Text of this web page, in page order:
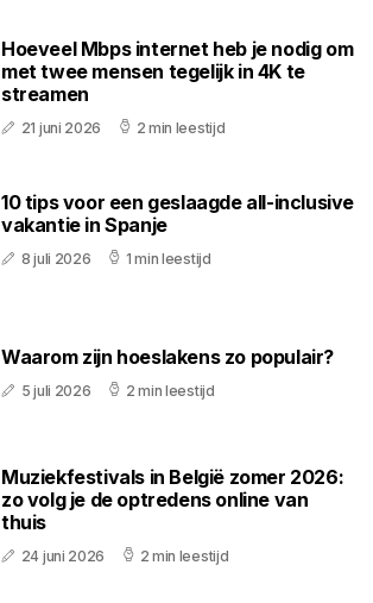
Hoeveel Mbps internet heb je nodig om
met twee mensen tegelijk in 4K te
streamen
21 juni 2026 2 min leestijd
10 tips voor een geslaagde all-inclusive
vakantie in Spanje
8 juli 2026 1 min leestijd
Waarom zijn hoeslakens zo populair?
5 juli 2026 2 min leestijd
Muziekfestivals in België zomer 2026:
zo volg je de optredens online van
thuis
24 juni 2026 2 min leestijd